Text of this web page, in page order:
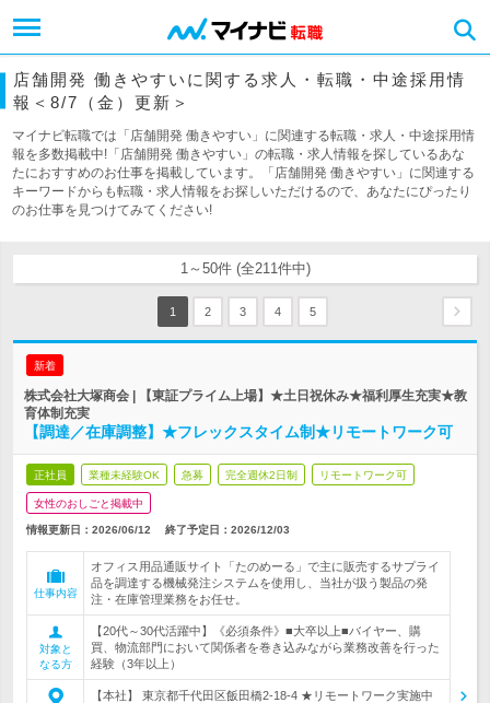
店舗開発 働きやすいに関する求人・転職・中途採用情
報＜8/7（金）更新＞
マイナビ転職では「店舗開発 働きやすい」に関連する転職・求人・中途採用情
報を多数掲載中!「店舗開発 働きやすい」の転職・求人情報を探しているあな
たにおすすめのお仕事を掲載しています。「店舗開発 働きやすい」に関連する
キーワードからも転職・求人情報をお探しいただけるので、あなたにぴったり
のお仕事を見つけてみてください!
1～50件 (全211件中)
1 2 3 4 5
新着
株式会社大塚商会 | 【東証プライム上場】★土日祝休み★福利厚生充実★教
育体制充実
【調達／在庫調整】★フレックスタイム制★リモートワーク可
正社員 業種未経験OK 急募 完全週休2日制 リモートワーク可
女性のおしごと掲載中
情報更新日：2026/06/12 終了予定日： 2026/12/03
仕事内容
オフィス用品通販サイト「たのめーる」で主に販売するサプライ
品を調達する機械発注システムを使用し、当社が扱う製品の発
注・在庫管理業務をお任せ。
対象と
なる方
【20代～30代活躍中】《必須条件》■大卒以上■バイヤー、購
買、物流部門において関係者を巻き込みながら業務改善を行った
経験（3年以上）
【本社】 東京都千代田区飯田橋2-18-4 ★リモートワーク実施中